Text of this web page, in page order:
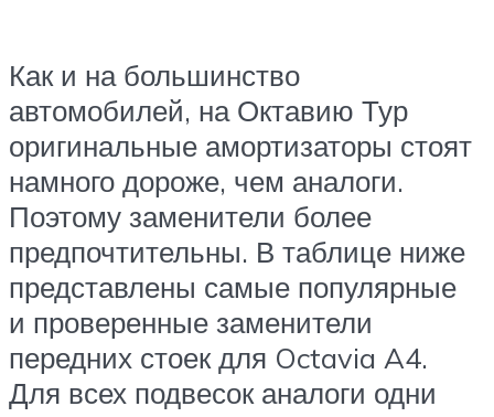
Как и на большинство
автомобилей, на Октавию Тур
оригинальные амортизаторы стоят
намного дороже, чем аналоги.
Поэтому заменители более
предпочтительны. В таблице ниже
представлены самые популярные
и проверенные заменители
передних стоек для Octavia A4.
Для всех подвесок аналоги одни